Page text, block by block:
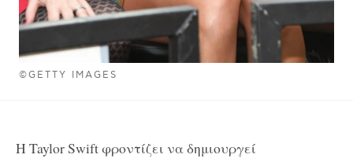
©GETTY IMAGES
Η Taylor Swift φροντίζει να δημιουργεί